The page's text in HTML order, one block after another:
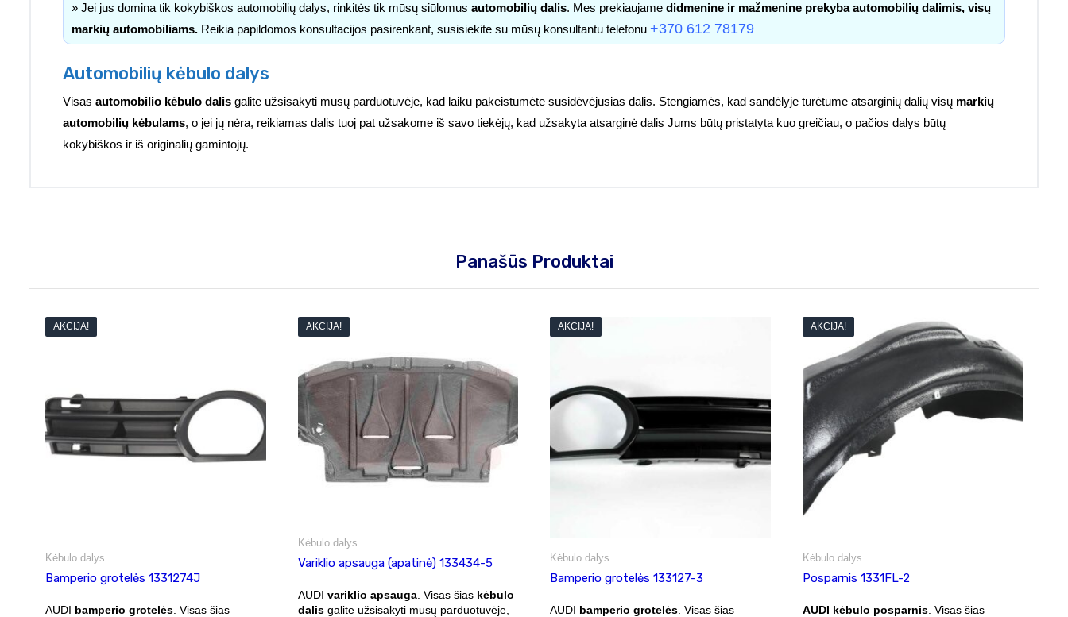
» Jei jus domina tik kokybiškos automobilių dalys, rinkitės tik mūsų siūlomus automobilių dalis. Mes prekiaujame didmenine ir mažmenine prekyba automobilių dalimis, visų
markių automobiliams. Reikia papildomos konsultacijos pasirenkant, susisiekite su mūsų konsultantu telefonu +370 612 78179
Automobilių kėbulo dalys
Visas automobilio kėbulo dalis galite užsisakyti mūsų parduotuvėje, kad laiku pakeistumėte susidėvėjusias dalis. Stengiamės, kad sandėlyje turėtume atsarginių dalių visų markių
automobilių kėbulams, o jei jų nėra, reikiamas dalis tuoj pat užsakome iš savo tiekėjų, kad užsakyta atsarginė dalis Jums būtų pristatyta kuo greičiau, o pačios dalys būtų
kokybiškos ir iš originalių gamintojų.
Panašūs Produktai
AKCIJA!
Kėbulo dalys
Bamperio grotelės 1331274J
AUDI bamperio grotelės . Visas šias
AKCIJA!
Kėbulo dalys
Variklio apsauga (apatinė) 133434-5
AUDI variklio apsauga. Visas šias kėbulo
dalisgalite užsisakyti mūsų parduotuvėje,
AKCIJA!
Kėbulo dalys
Bamperio grotelės 133127-3
AUDI bamperio grotelės . Visas šias
AKCIJA!
Kėbulo dalys
Posparnis 1331FL-2
AUDI kėbulo posparnis. Visas šias